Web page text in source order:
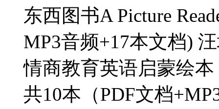
东西图书A Picture
MP3音频+17本文档)
情商教育英语启蒙绘本
共10本（PDF文档